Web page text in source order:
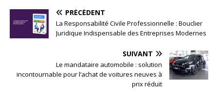
PRÉCÉDENT
La Responsabilité Civile Professionnelle : Bouclier
Juridique Indispensable des Entreprises Modernes
SUIVANT
Le mandataire automobile : solution
incontournable pour l’achat de voitures neuves à
prix réduit